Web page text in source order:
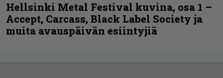
Hellsinki Metal Festival kuvina, osa 1 –
Accept, Carcass, Black Label Society ja
muita avauspäivän esiintyjiä